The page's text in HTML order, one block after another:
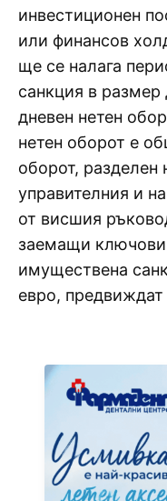
инвестиционен
или финансов
ще се налага
санкция в размер
дневен нетен
нетен оборот е
оборот, разделен
управителния и
от висшия
заемащи ключови
имуществена
евро, предвиждат